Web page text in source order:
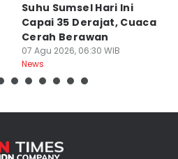
Suhu Sumsel Hari Ini
Capai 35 Derajat, Cuaca
Cerah Berawan
07 Agu 2026, 06:30 WIB
News